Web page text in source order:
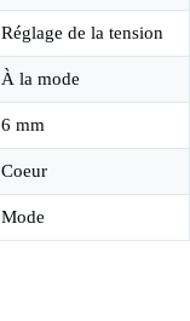
Réglage de la tension
À la mode
6 mm
Coeur
Mode